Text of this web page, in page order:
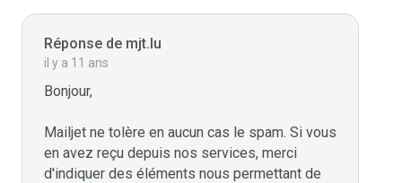
Réponse de mjt.lu
il y a 11 ans
Bonjour,
Mailjet ne tolère en aucun cas le spam. Si vous
en avez reçu depuis nos services, merci
d'indiquer des éléments nous permettant de